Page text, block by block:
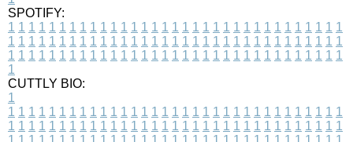
SPOTIFY:
1 1 1 1 1 1 1 1 1 1 1 1 1 1 1 1 1 1 1 1 1 1 1 1 1 1 1 1 1 1 1 1 1
1 1 1 1 1 1 1 1 1 1 1 1 1 1 1 1 1 1 1 1 1 1 1 1 1 1 1 1 1 1 1 1 1
1 1 1 1 1 1 1 1 1 1 1 1 1 1 1 1 1 1 1 1 1 1 1 1 1 1 1 1 1 1 1 1 1
1
CUTTLY BIO:
1
1 1 1 1 1 1 1 1 1 1 1 1 1 1 1 1 1 1 1 1 1 1 1 1 1 1 1 1 1 1 1 1 1
1 1 1 1 1 1 1 1 1 1 1 1 1 1 1 1 1 1 1 1 1 1 1 1 1 1 1 1 1 1 1 1 1